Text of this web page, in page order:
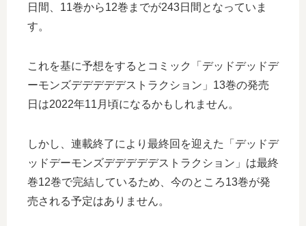
日間、11巻から12巻までが243日間となっていま
す。
これを基に予想をするとコミック「デッドデッドデ
ーモンズデデデデデストラクション」13巻の発売
日は2022年11月頃になるかもしれません。
しかし、連載終了により最終回を迎えた「デッドデ
ッドデーモンズデデデデデストラクション」は最終
巻12巻で完結しているため、今のところ13巻が発
売される予定はありません。